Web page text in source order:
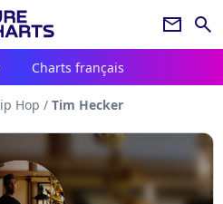
newsletter search
Charts français
Hop / Tim Hecker